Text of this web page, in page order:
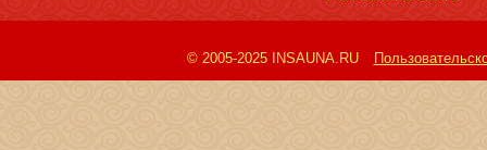
© 2005-2025 INSAUNA.RU